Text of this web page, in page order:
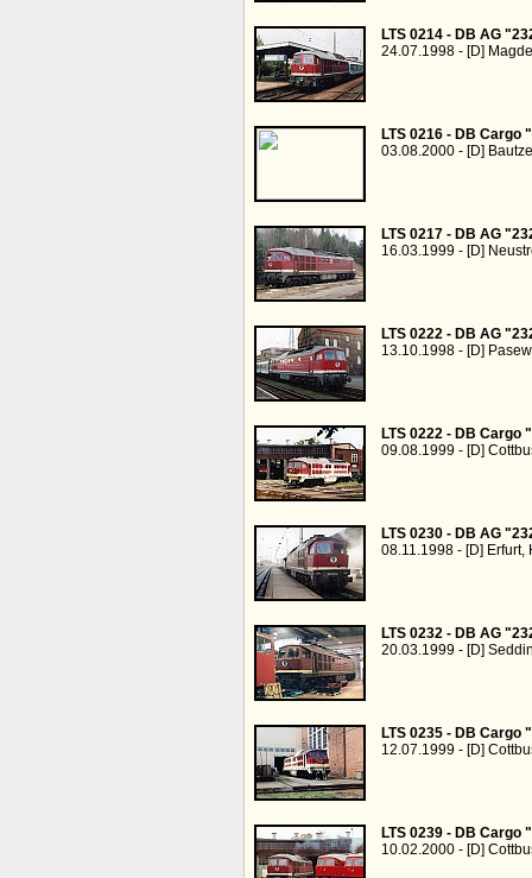
LTS 0214 - DB AG
24.07.1998 - [D]
LTS 0216 - DB Cargo
03.08.2000 - [D]
LTS 0217 - DB AG
16.03.1999 - [D]
LTS 0222 - DB AG
13.10.1998 - [D]
LTS 0222 - DB Cargo
09.08.1999 - [D]
LTS 0230 - DB AG
08.11.1998 - [D] Erfurt,
LTS 0232 - DB AG
20.03.1999 - [D]
LTS 0235 - DB Cargo
12.07.1999 - [D]
LTS 0239 - DB Cargo
10.02.2000 - [D]